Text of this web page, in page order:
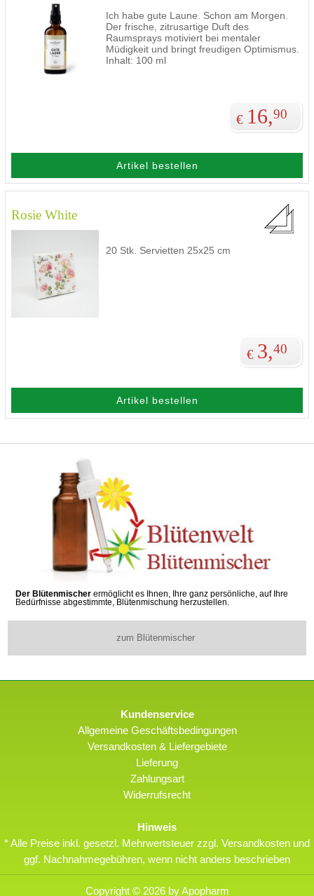
Ich habe gute Laune. Schon am Morgen.
Der frische, zitrusartige Duft des
Raumsprays motiviert bei mentaler
Müdigkeit und bringt freudigen Optimismus.
Inhalt: 100 ml
€ 16,90
Artikel bestellen
Rosie White
20 Stk. Servietten 25x25 cm
€ 3,40
Artikel bestellen
Der Blütenmischer ermöglicht es Ihnen, Ihre ganz persönliche, auf Ihre
Bedürfnisse abgestimmte, Blütenmischung herzustellen.
zum Blütenmischer
Kundenservice
Allgemeine Geschäftsbedingungen
Versandkosten & Liefergebiete
Lieferung
Zahlungsart
Widerrufsrecht
Hinweis
* Alle Preise inkl. gesetzl. Mehrwertsteuer zzgl. Versandkosten und
ggf. Nachnahmegebühren, wenn nicht anders beschrieben
Copyright © 2026 by Apopharm